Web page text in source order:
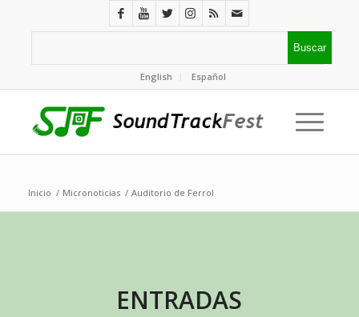
English Español
Inicio / Micronoticias / Auditorio de Ferrol
ENTRADAS